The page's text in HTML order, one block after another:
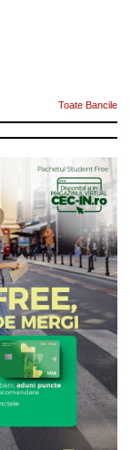
Toate Bancile